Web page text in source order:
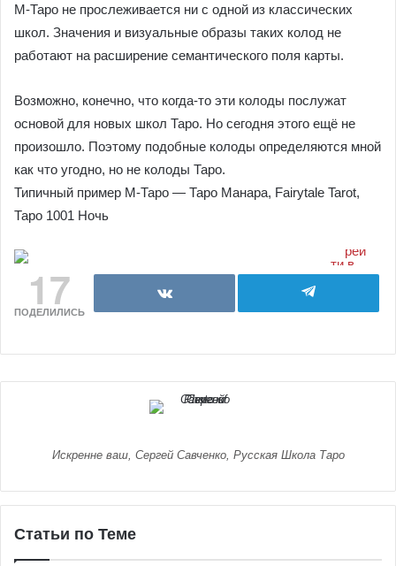
М-Таро не прослеживается ни с одной из классических
школ. Значения и визуальные образы таких колод не
работают на расширение семантического поля карты.
Возможно, конечно, что когда-то эти колоды послужат
основой для новых школ Таро. Но сегодня этого ещё не
произошло. Поэтому подобные колоды определяются мной
как что угодно, но не колоды Таро.
Типичный пример М-Таро — Таро Манара, Fairytale Tarot,
Таро 1001 Ночь
17
ПОДЕЛИЛИСЬ
Искренне ваш, Сергей Савченко, Русская Школа Таро
Статьи по Теме